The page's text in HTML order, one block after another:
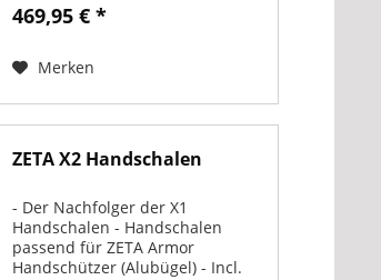
Kanäle, wir überarbeiten sie
realistische...
469,95 € *
Merken
ZETA X2 Handschalen
- Der Nachfolger der X1
Handschalen - Handschalen
passend für ZETA Armor
Handschützer (Alubügel) - Incl.